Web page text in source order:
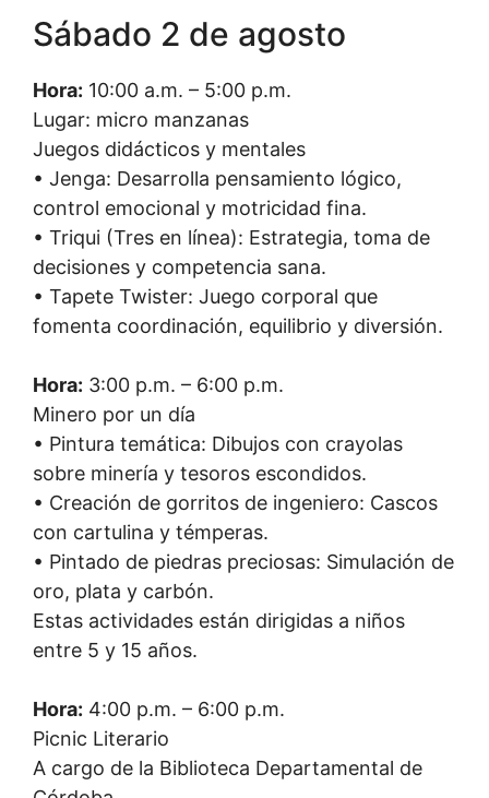
Sábado 2 de agosto
Hora: 10:00 a.m. – 5:00 p.m.
Lugar: micro manzanas
Juegos didácticos y mentales
• Jenga: Desarrolla pensamiento lógico,
control emocional y motricidad fina.
• Triqui (Tres en línea): Estrategia, toma de
decisiones y competencia sana.
• Tapete Twister: Juego corporal que
fomenta coordinación, equilibrio y diversión.
Hora: 3:00 p.m. – 6:00 p.m.
Minero por un día
• Pintura temática: Dibujos con crayolas
sobre minería y tesoros escondidos.
• Creación de gorritos de ingeniero: Cascos
con cartulina y témperas.
• Pintado de piedras preciosas: Simulación de
oro, plata y carbón.
Estas actividades están dirigidas a niños
entre 5 y 15 años.
Hora: 4:00 p.m. – 6:00 p.m.
Picnic Literario
A cargo de la Biblioteca Departamental de